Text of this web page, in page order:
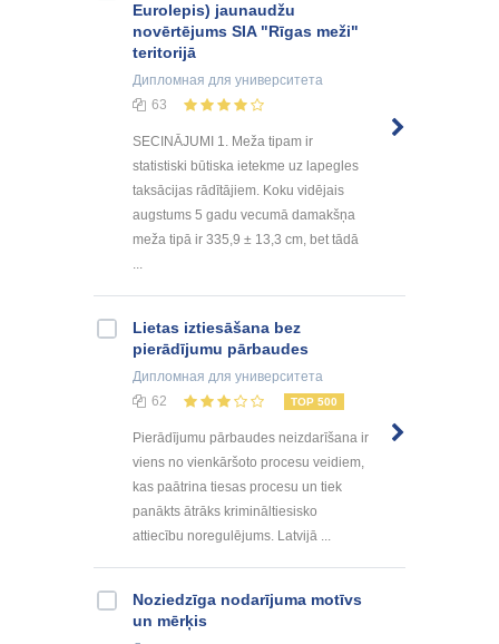
Eurolepis) jaunaudžu
novērtējums SIA "Rīgas meži"
teritorijā
Дипломная для университета
63
SECINĀJUMI 1. Meža tipam ir
statistiski būtiska ietekme uz lapegles
taksācijas rādītājiem. Koku vidējais
augstums 5 gadu vecumā damakšņa
meža tipā ir 335,9 ± 13,3 cm, bet tādā
...
Lietas iztiesāšana bez
pierādījumu pārbaudes
Дипломная для университета
62
TOP 500
Pierādījumu pārbaudes neizdarīšana ir
viens no vienkāršoto procesu veidiem,
kas paātrina tiesas procesu un tiek
panākts ātrāks krimināltiesisko
attiecību noregulējums. Latvijā ...
Noziedzīga nodarījuma motīvs
un mērķis